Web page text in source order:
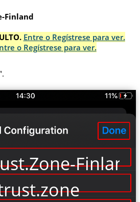
Finland
Entre o Regístrese para ver.
o Regístrese para ver.
Finland